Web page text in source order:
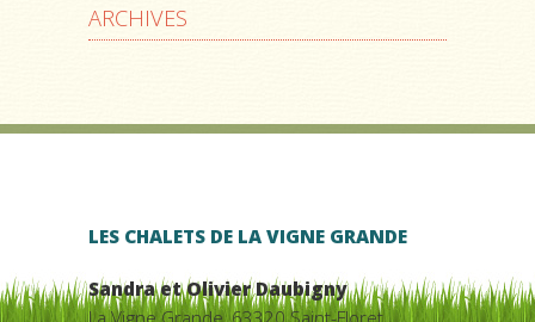
ARCHIVES
LES CHALETS DE LA VIGNE GRANDE
Sandra et Olivier Daubigny